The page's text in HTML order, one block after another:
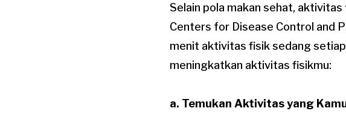
Selain pola makan sehat,
Centers for Disease Control and
menit aktivitas fisik sedang
meningkatkan aktivitas fisikmu:
a. Temukan Aktivitas yang